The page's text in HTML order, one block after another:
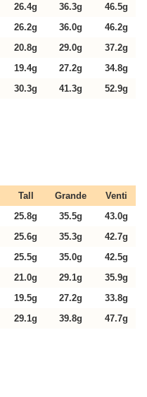
26.4g 36.3g
46.5g
26.2g 36.0g
46.2g
20.8g 29.0g
37.2g
19.4g 27.2g
34.8g
30.3g 41.3g 52.9g
Tall Grande
Venti
25.8g 35.5g
43.0g
25.6g 35.3g
42.7g
25.5g 35.0g
42.5g
21.0g 29.1g
35.9g
19.5g 27.2g
33.8g
29.1g 39.8g 47.7g